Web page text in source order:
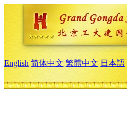
English 简体中文 繁體中文 日本語